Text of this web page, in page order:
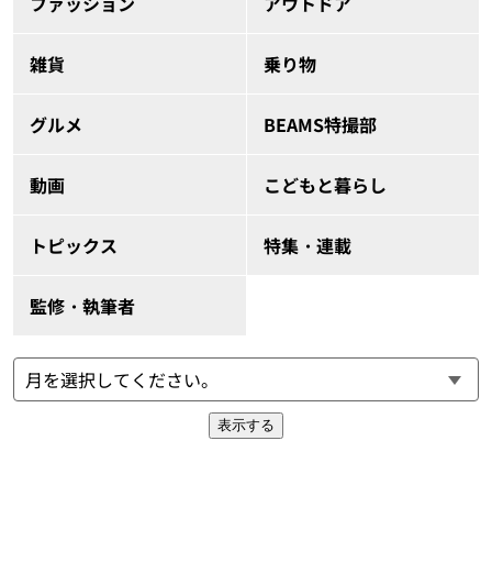
雑貨 乗り物
グルメ BEAMS特撮部
動画 こどもと暮らし
トピックス 特集・連載
監修・執筆者
表示する